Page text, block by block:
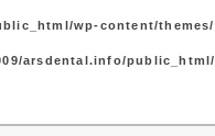
wp-content/
arsdental.info/